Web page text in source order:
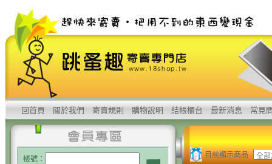
回首頁 關於我們 寄賣規則 購物說明 結帳櫃台 最新消息 常見
帳號：
目前顯示商品